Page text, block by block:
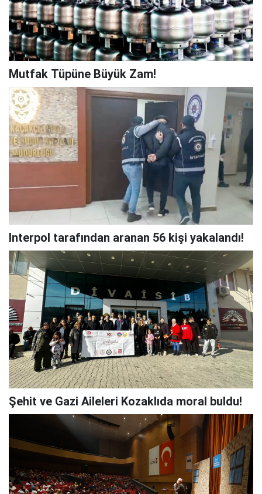
Mutfak Tüpüne Büyük Zam!
Interpol tarafından aranan 56 kişi yakalandı!
Şehit ve Gazi Aileleri Kozaklıda moral buldu!